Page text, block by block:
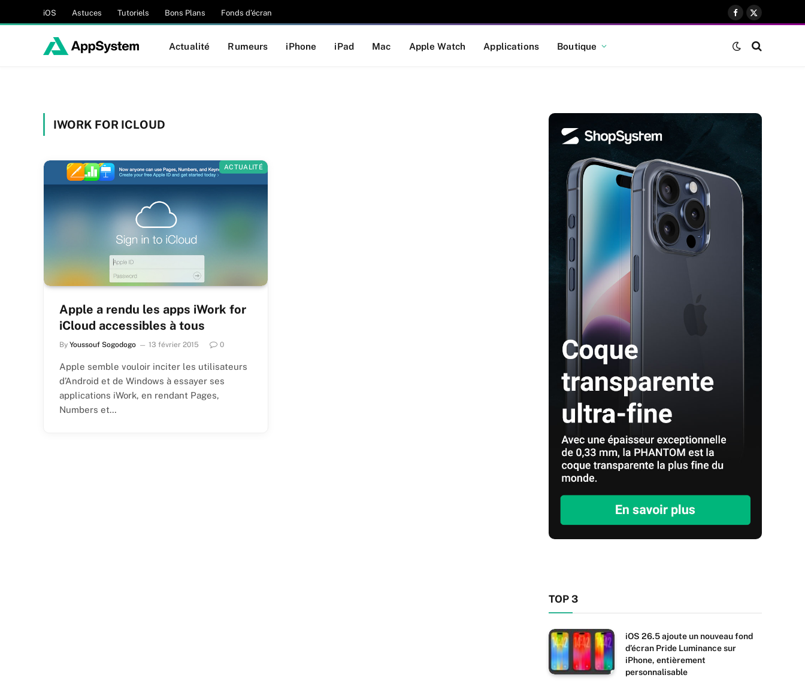
iOS Astuces Tutoriels Bons Plans Fonds d’écran
Facebook
X
Actualité Rumeurs iPhone iPad Mac Apple Watch Applications Boutique
IWORK FOR ICLOUD
ACTUALITÉ
Apple a rendu les apps iWork for
iCloud accessibles à tous
By Youssouf Sogodogo 13 février 2015 0
Apple semble vouloir inciter les utilisateurs
d’Android et de Windows à essayer ses
applications iWork, en rendant Pages,
Numbers et…
TOP 3
iOS 26.5 ajoute un nouveau fond
d’écran Pride Luminance sur
iPhone, entièrement
personnalisable